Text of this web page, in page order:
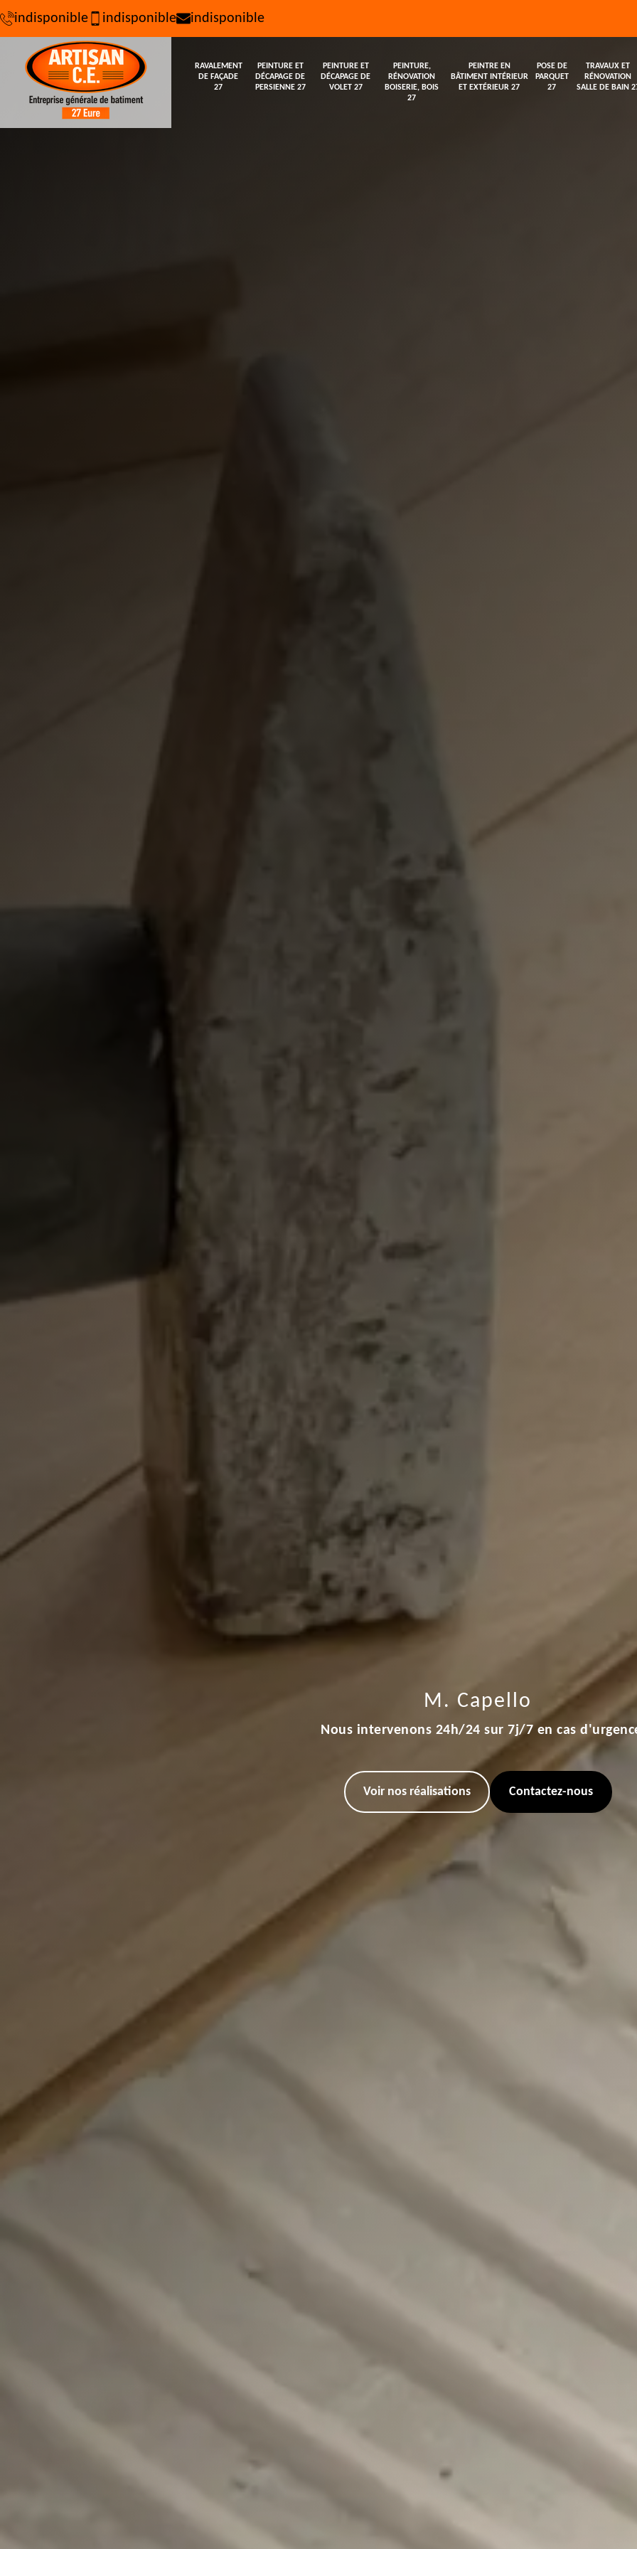
indisponible indisponible indisponible
RAVALEMENT
DE FAÇADE
27
PEINTURE ET
DÉCAPAGE DE
PERSIENNE 27
PEINTURE ET
DÉCAPAGE DE
VOLET 27
PEINTURE,
RÉNOVATION
BOISERIE, BOIS
27
PEINTRE EN
BÂTIMENT INTÉRIEUR
ET EXTÉRIEUR 27
POSE DE
PARQUET
27
TRAVAUX ET
RÉNOVATION
SALLE DE BAIN
M. Capello
Nous intervenons 24h/24 sur 7j/7 en cas
Voir nos réalisations Contactez-nous